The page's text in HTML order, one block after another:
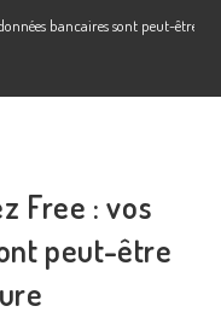
bancaires sont peut-être
Free : vos
peut-être